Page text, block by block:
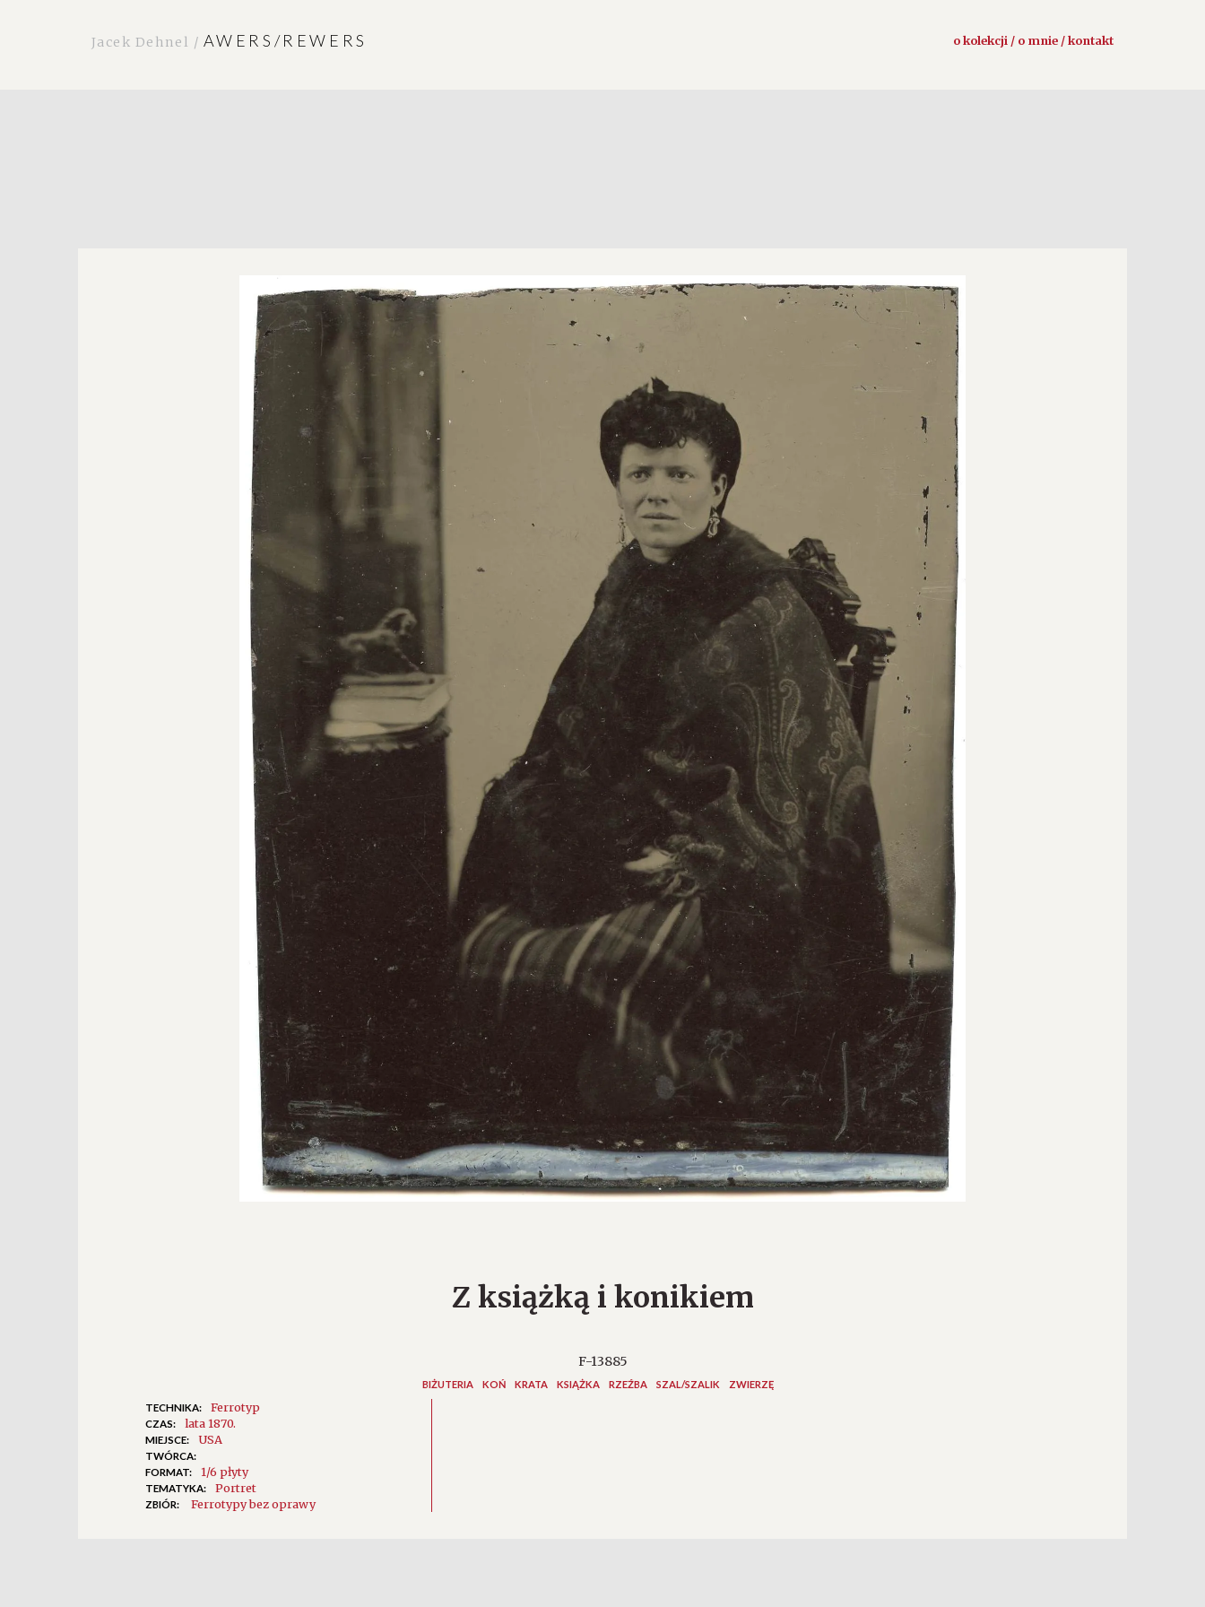
Jacek Dehnel / AWERS/REWERS o kolekcji / o mnie / kontakt
Z książką i konikiem
F-13885
BIŻUTERIA KOŃ KRATA KSIĄŻKA RZEŹBA SZAL/SZALIK ZWIERZĘ
TECHNIKA: Ferrotyp
CZAS: lata 1870.
MIEJSCE: USA
TWÓRCA:
FORMAT:
1/6 płyty
TEMATYKA: Portret
ZBIÓR: Ferrotypy bez oprawy